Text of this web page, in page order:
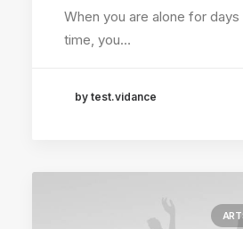
When you are alone for
time, you…
by test.vidance